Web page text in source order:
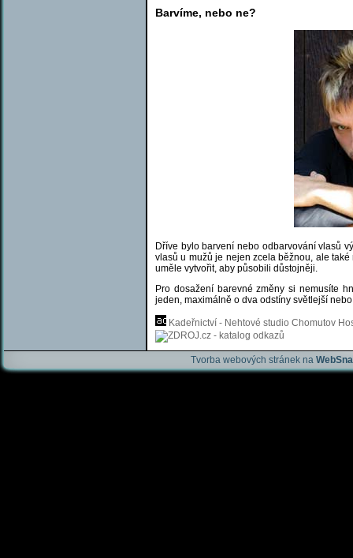
Barvíme, nebo ne?
Dříve bylo barvení nebo odbarvování vlasů
vlasů u mužů je nejen zcela běžnou, ale
uměle vytvořit, aby působili důstojněji.
Pro dosažení barevné změny si nemusíte
jeden, maximálně o dva odstíny světlejší
Kadeřnictví - Nehtové studio Chomutov
Tvorba webových stránek na